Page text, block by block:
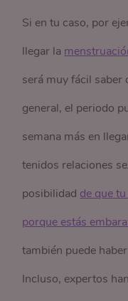
Si en tu caso, por
llegar la
será muy fácil saber
general, el periodo
semana más en
tenidos relaciones
posibilidad de que
porque estás
también puede
Incluso, expertos